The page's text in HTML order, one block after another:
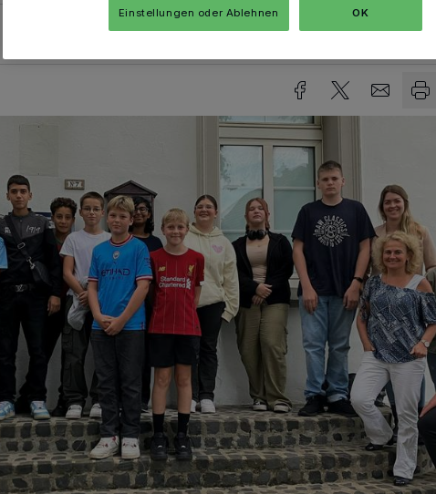
2 Minuten Lesezeit
Einstellungen oder Ablehnen OK